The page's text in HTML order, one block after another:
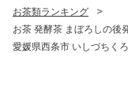
お茶類ランキング
お茶 発酵茶 まぼろしの
愛媛県西条市 いしづちく